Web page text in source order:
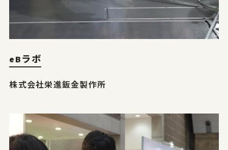
eBラボ
株式会社栄進鈑金製作所